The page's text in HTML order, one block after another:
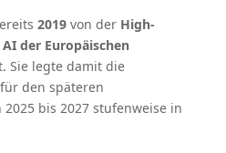
2019von der High-
der Europäischen
Sie legte damit die
den späteren
bis 2027 stufenweise in